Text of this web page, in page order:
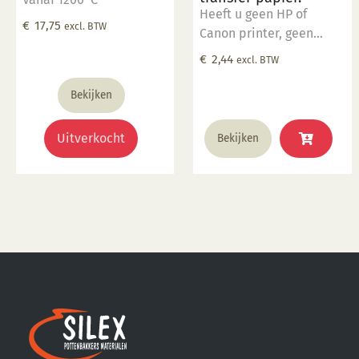
€ 17,75 excl. BTW
Bekijken
Uitverkocht
Heeft u geen HP of
Canon printer, geen
probleem u kunt bij ons
adres en bestel dit
product samen met SP
€ 2,44 excl. BTW
Bekijken